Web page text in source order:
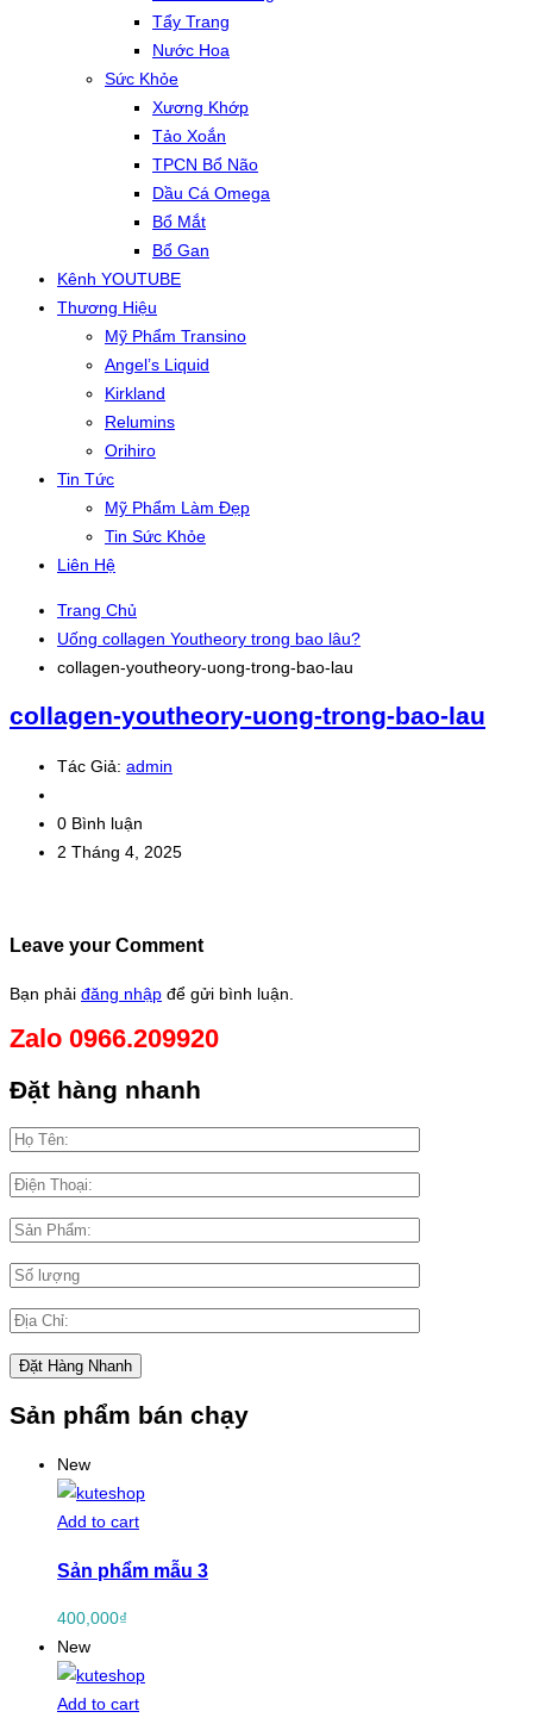
Tẩy Trang
Nước Hoa
Sức Khỏe
Xương Khớp
Tảo Xoắn
TPCN Bổ Não
Dầu Cá Omega
Bổ Mắt
Bổ Gan
Kênh YOUTUBE
Thương Hiệu
Mỹ Phẩm Transino
Angel’s Liquid
Kirkland
Relumins
Orihiro
Tin Tức
Mỹ Phẩm Làm Đẹp
Tin Sức Khỏe
Liên Hệ
Trang Chủ
Uống collagen Youtheory trong bao lâu?
collagen-youtheory-uong-trong-bao-lau
collagen-youtheory-uong-trong-bao-lau
Tác Giả: admin
0 Bình luận
2 Tháng 4, 2025
Leave your Comment
Bạn phải đăng nhập để gửi bình luận.
Zalo 0966.209920
Đặt hàng nhanh
Sản phẩm bán chạy
New
Add to cart
Sản phẩm mẫu 3
400,000₫
New
Add to cart